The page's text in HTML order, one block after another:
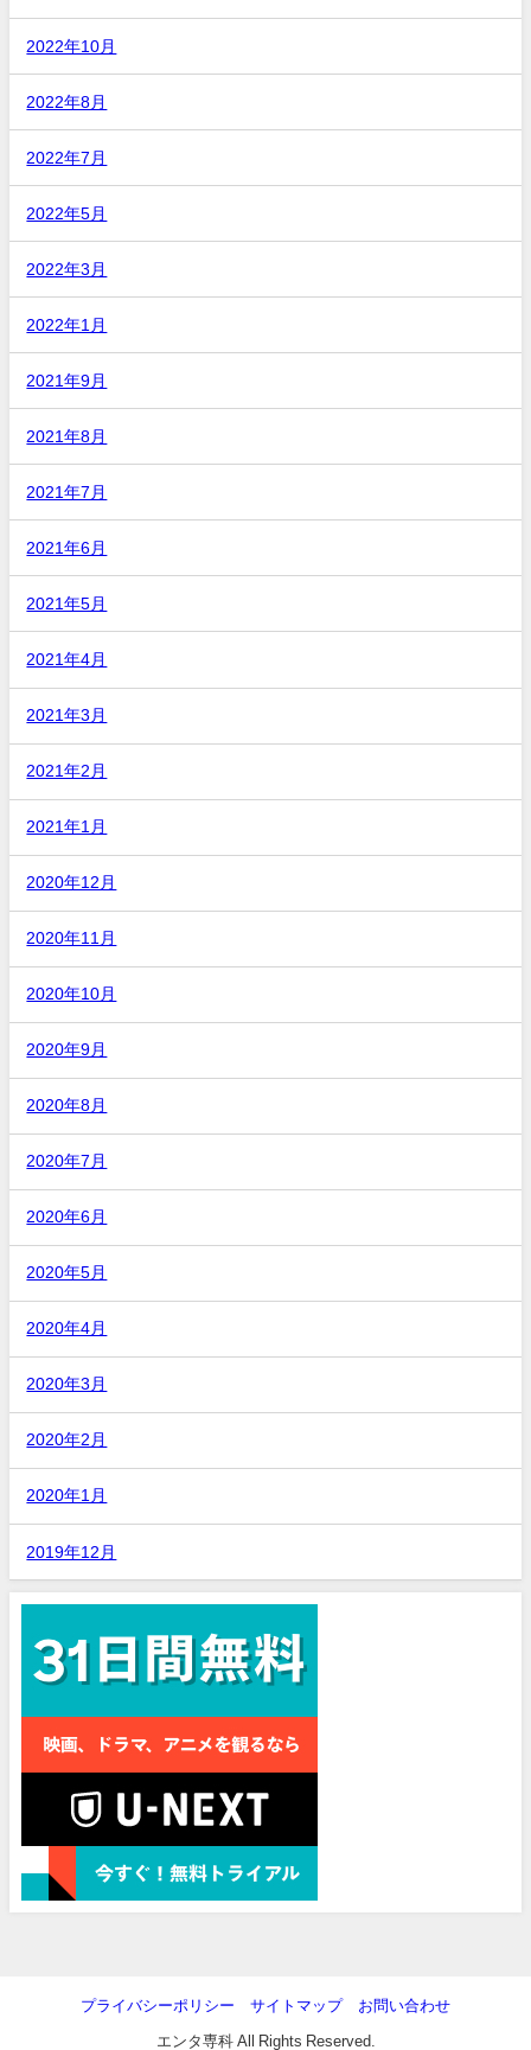
2022年10月
2022年8月
2022年7月
2022年5月
2022年3月
2022年1月
2021年9月
2021年8月
2021年7月
2021年6月
2021年5月
2021年4月
2021年3月
2021年2月
2021年1月
2020年12月
2020年11月
2020年10月
2020年9月
2020年8月
2020年7月
2020年6月
2020年5月
2020年4月
2020年3月
2020年2月
2020年1月
2019年12月
プライバシーポリシー サイトマップ お問い合わせ
エンタ専科 All Rights Reserved.